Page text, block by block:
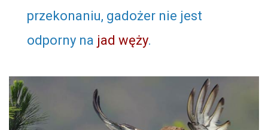
przekonaniu, gadożer nie jest
odporny na jad węży.